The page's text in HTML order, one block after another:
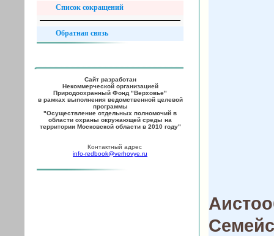
Список сокращений
Обратная связь
Сайт разработан
Некоммерческой организацией
Природоохранный Фонд "Верховье"
в рамках выполнения ведомственной целевой
программы
"Осуществление отдельных полномочий в
области охраны окружающей среды на
территории Московской области в 2010 году"
Контактный адрес
info-redbook@verhovye.ru